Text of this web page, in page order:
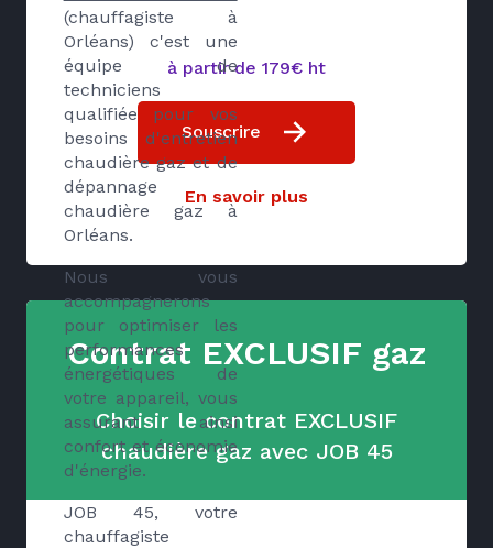
(chauffagiste à
Orléans) c'est une
équipe de
techniciens
qualifiée pour vos
besoins d'entretien
chaudière gaz et de
dépannage
chaudière gaz à
Orléans.
Nous vous
accompagnerons
pour optimiser les
performances
énergétiques de
votre appareil, vous
assurant ainsi
confort et économie
d'énergie.
JOB 45, votre
chauffagiste
à partir de 179€ ht
Souscrire
En savoir plus
Contrat EXCLUSIF gaz
Choisir le contrat EXCLUSIF
chaudière gaz avec JOB 45